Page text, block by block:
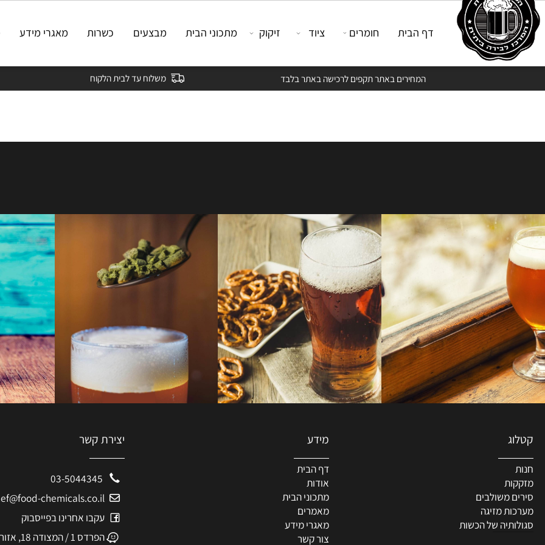
המחירים באתר תקפים לרכישה באתר בלבד משלוח עד לבית הלקוח
דף הבית חומרים ציוד זיקוק מתכוני הבית מבצעים כשרות מאגרי מידע
משולבים
מזיגה
דף הבית
אודות
מתכוני הבית
מאמרים
יצירת קשר
03-5044345
chemicals.co.il
עקבו אחרינו בפייסבוק